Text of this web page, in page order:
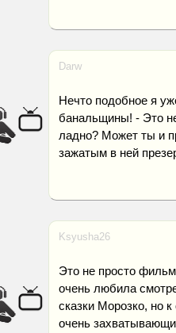
Darw
Нечто подобное я
банальщины! - Это
ладно? Может ты и
зажатым в ней
Ksyusha26
Это не просто
очень любила
сказки Морозко, но
очень